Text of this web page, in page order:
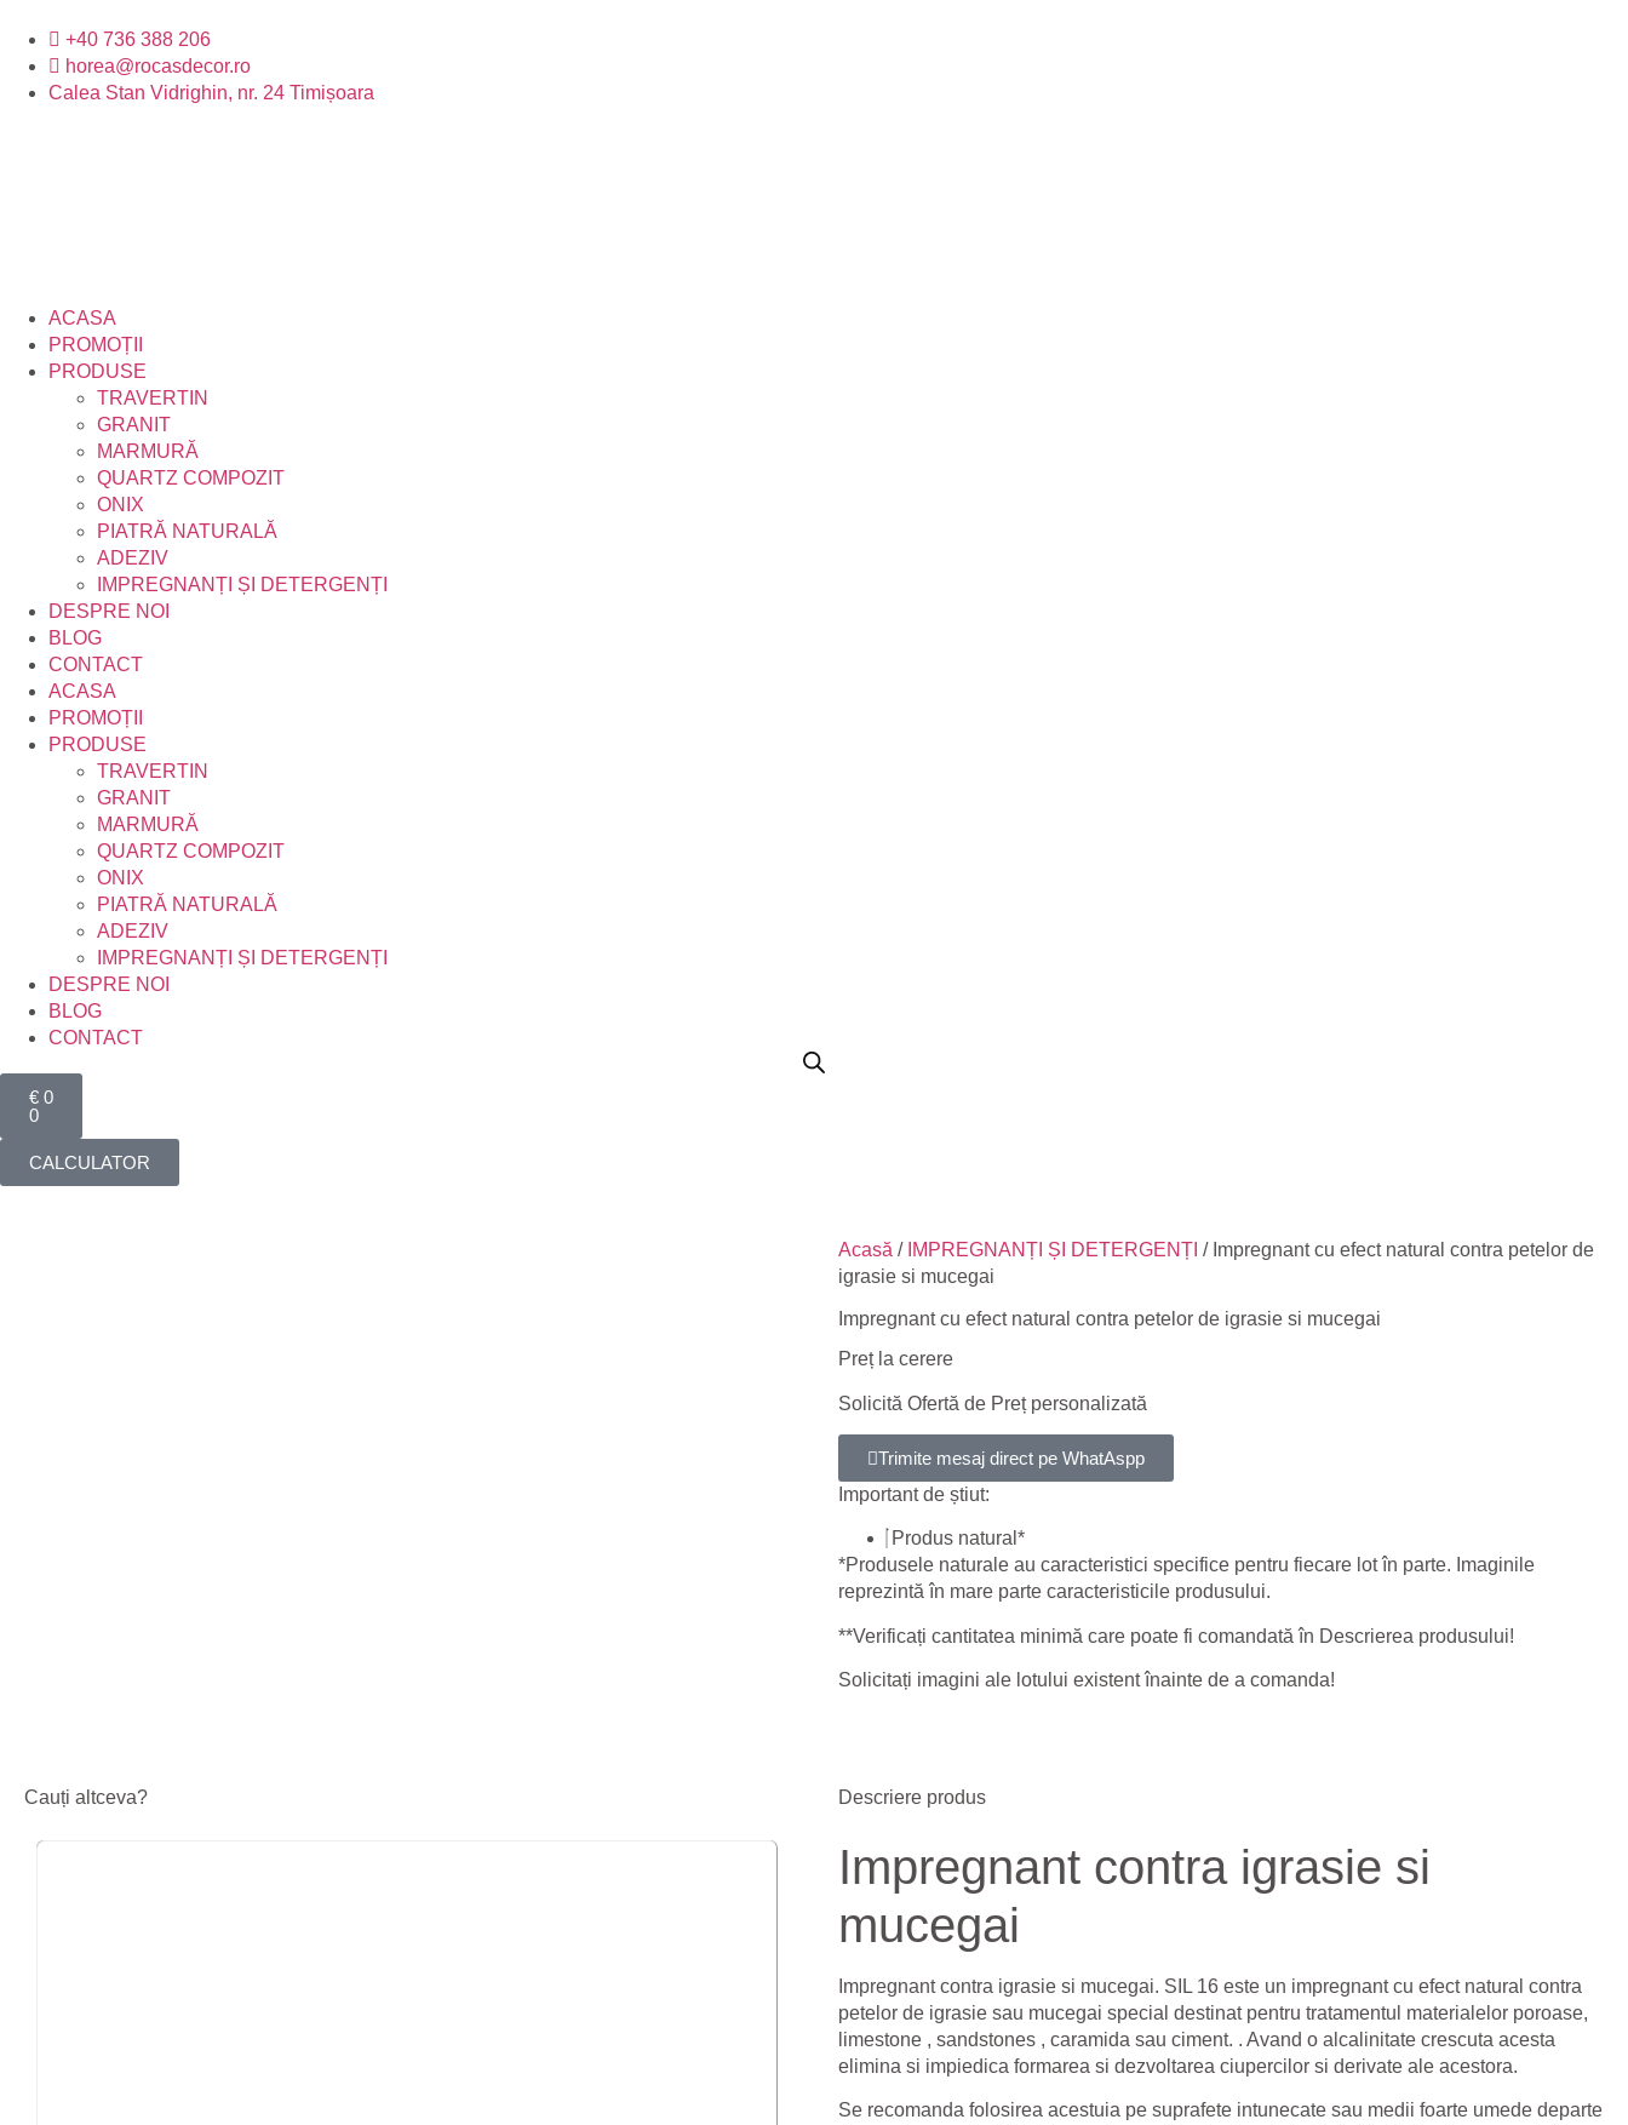
+40 736 388 206
horea@rocasdecor.ro
Calea Stan Vidrighin, nr. 24 Timișoara
ACASA
PROMOȚII
PRODUSE
TRAVERTIN
GRANIT
MARMURĂ
QUARTZ COMPOZIT
ONIX
PIATRĂ NATURALĂ
ADEZIV
IMPREGNANȚI ȘI DETERGENȚI
DESPRE NOI
BLOG
CONTACT
ACASA
PROMOȚII
PRODUSE
TRAVERTIN
GRANIT
MARMURĂ
QUARTZ COMPOZIT
ONIX
PIATRĂ NATURALĂ
ADEZIV
IMPREGNANȚI ȘI DETERGENȚI
DESPRE NOI
BLOG
CONTACT
€ 0
0
CALCULATOR
Acasă / IMPREGNANȚI ȘI DETERGENȚI / Impregnant cu efect natural contra petelor de
igrasie si mucegai
Impregnant cu efect natural contra petelor de igrasie si mucegai
Preț la cerere
Solicită Ofertă de Preț personalizată
Trimite mesaj direct pe WhatAspp
Important de știut:
Produs natural*
*Produsele naturale au caracteristici specifice pentru fiecare lot în parte. Imaginile
reprezintă în mare parte caracteristicile produsului.
**Verificați cantitatea minimă care poate fi comandată în Descrierea produsului!
Solicitați imagini ale lotului existent înainte de a comanda!
Cauți altceva? Descriere produs
Impregnant contra igrasie si
mucegai
Impregnant contra igrasie si mucegai. SIL 16 este un impregnant cu efect natural contra
petelor de igrasie sau mucegai special destinat pentru tratamentul materialelor poroase,
limestone , sandstones , caramida sau ciment. . Avand o alcalinitate crescuta acesta
elimina si impiedica formarea si dezvoltarea ciupercilor si derivate ale acestora.
Se recomanda folosirea acestuia pe suprafete intunecate sau medii foarte umede departe